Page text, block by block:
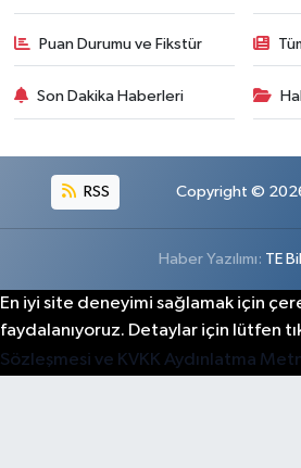
Puan Durumu ve Fikstür
Son Dakika Haberleri
RSS Copyright © 2026.
Haber Yazılımı: TE
En iyi site deneyimi sağlamak için
faydalanıyoruz. Detaylar için lütfen
Sözleşmesi ve KVKK Aydınlatma